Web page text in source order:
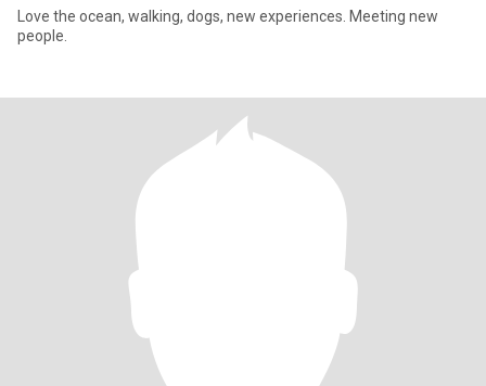
Love the ocean, walking, dogs, new experiences. Meeting new
people.